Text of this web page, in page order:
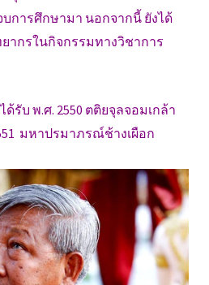
การศึกษามา นอกจากนี้ ยังได้
ากรในกิจกรรมทางวิชาการ
รับ พ.ศ. 2550 ตติยจุลจอมเกล้า
มหาปรมาภรณ์ช้างเผือก